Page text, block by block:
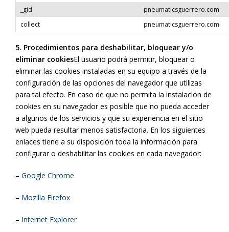
_gid
pneumaticsguerrero.com
collect
pneumaticsguerrero.com
5. Procedimientos para deshabilitar, bloquear y/o
eliminar cookiesEl usuario podrá permitir, bloquear o
eliminar las cookies instaladas en su equipo a través de la
configuración de las opciones del navegador que utilizas
para tal efecto. En caso de que no permita la instalación de
cookies en su navegador es posible que no pueda acceder
a algunos de los servicios y que su experiencia en el sitio
web pueda resultar menos satisfactoria. En los siguientes
enlaces tiene a su disposición toda la información para
configurar o deshabilitar las cookies en cada navegador:
– Google Chrome
– Mozilla Firefox
– Internet Explorer